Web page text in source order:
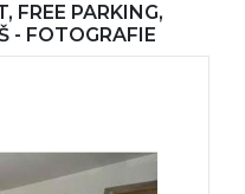
FREE PARKING,
- FOTOGRAFIE